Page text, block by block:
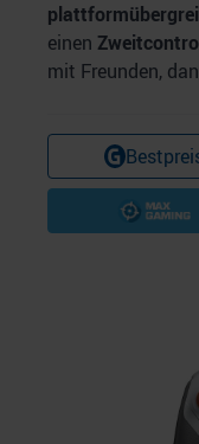
einen
mit Freunden,